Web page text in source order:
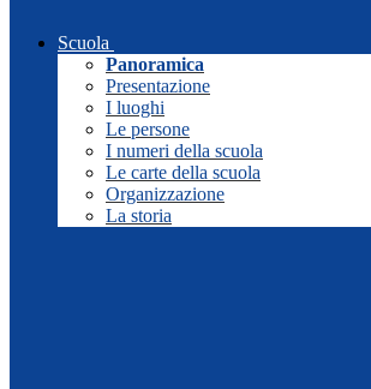
Scuola
Panoramica
Presentazione
I luoghi
Le persone
I numeri della scuola
Le carte della scuola
Organizzazione
La storia